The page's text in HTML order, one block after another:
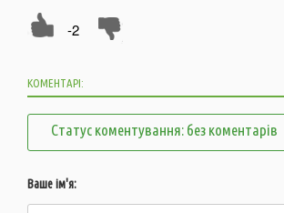
-2
КОМЕНТАРІ:
Статус коментування: без коментарів
Ваше ім'я: